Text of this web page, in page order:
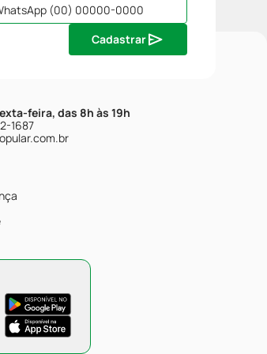
Cadastrar
feira, das 8h às 19h
1687